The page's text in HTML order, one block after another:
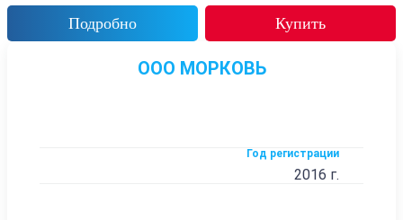
Подробно Купить
ООО МОРКОВЬ
Год регистрации
2016 г.